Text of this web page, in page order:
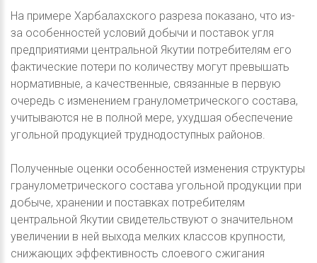
На примере Харбалахского разреза показано, что из-
за особенностей условий добычи и поставок угля
предприятиями центральной Якутии потребителям его
фактические потери по количеству могут превышать
нормативные, а качественные, связанные в первую
очередь с изменением гранулометрического состава,
учитываются не в полной мере, ухудшая обеспечение
угольной продукцией труднодоступных районов.
Полученные оценки особенностей изменения структуры
гранулометрического состава угольной продукции при
добыче, хранении и поставках потребителям
центральной Якутии свидетельствуют о значительном
увеличении в ней выхода мелких классов крупности,
снижающих эффективность слоевого сжигания